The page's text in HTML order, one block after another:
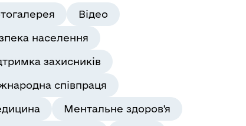
Відео
населення
захисників
співпраця
Ментальне здоров'я